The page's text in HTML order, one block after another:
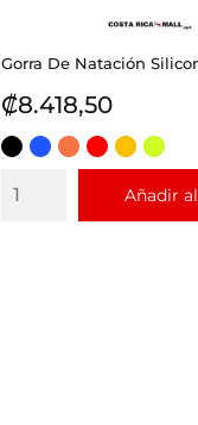
Gorra De Natación
Precio
₡8.418,50
NEGRO
AZULCORAL
ROJODORADO
LIMA
Añadir